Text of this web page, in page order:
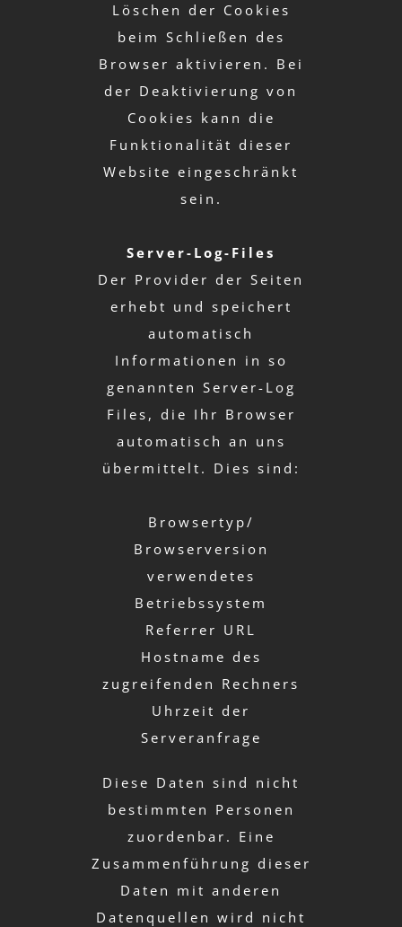
Löschen der Cookies
beim Schließen des
Browser aktivieren. Bei
der Deaktivierung von
Cookies kann die
Funktionalität dieser
Website eingeschränkt
sein.
Server-Log-Files
Der Provider der Seiten
erhebt und speichert
automatisch
Informationen in so
genannten Server-Log
Files, die Ihr Browser
automatisch an uns
übermittelt. Dies sind:
Browsertyp/
Browserversion
verwendetes
Betriebssystem
Referrer URL
Hostname des
zugreifenden Rechners
Uhrzeit der
Serveranfrage
Diese Daten sind nicht
bestimmten Personen
zuordenbar. Eine
Zusammenführung dieser
Daten mit anderen
Datenquellen wird nicht